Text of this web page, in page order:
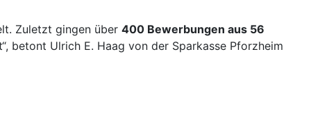
Zuletzt gingen über 400 Bewerbungen aus 56
betont Ulrich E. Haag von der Sparkasse Pforzheim